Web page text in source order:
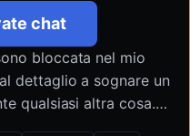
chat
bloccata nel mio
dettaglio a sognare un
qualsiasi altra cosa.
mi venga detto